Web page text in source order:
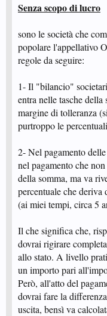
Senza scopo di lucro
sono le società che
popolare l'appellativo
regole da seguire:
1- Il "bilancio"
entra nelle tasche della
margine di tolleranza
purtroppo le
2- Nel pagamento
nel pagamento che
della somma, ma va
percentuale che
(ai miei tempi, circa 5
Il che significa che,
dovrai rigirare
allo stato. A livello
un importo pari
Però, all'atto del
dovrai fare la
uscita, bensì va